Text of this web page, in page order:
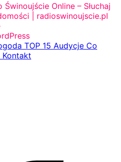
Świnoujście Online – Słuchaj
| radioswinoujscie.pl
TOP 15 Audycje Co
Kontakt